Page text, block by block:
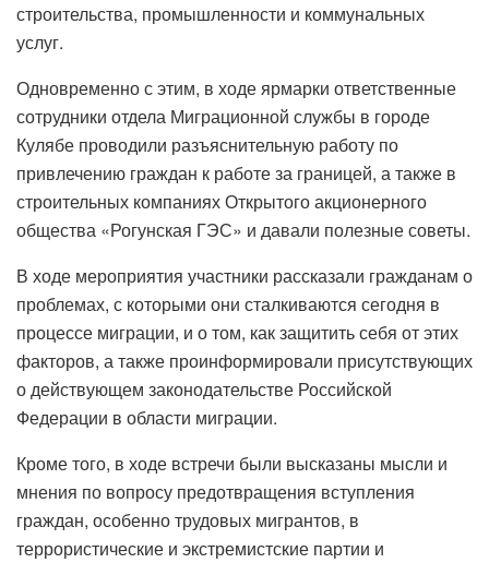
строительства, промышленности и коммунальных
услуг.
Одновременно с этим, в ходе ярмарки ответственные
сотрудники отдела Миграционной службы в городе
Кулябе проводили разъяснительную работу по
привлечению граждан к работе за границей, а также в
строительных компаниях Открытого акционерного
общества «Рогунская ГЭС» и давали полезные советы.
В ходе мероприятия участники рассказали гражданам о
проблемах, с которыми они сталкиваются сегодня в
процессе миграции, и о том, как защитить себя от этих
факторов, а также проинформировали присутствующих
о действующем законодательстве Российской
Федерации в области миграции.
Кроме того, в ходе встречи были высказаны мысли и
мнения по вопросу предотвращения вступления
граждан, особенно трудовых мигрантов, в
террористические и экстремистские партии и